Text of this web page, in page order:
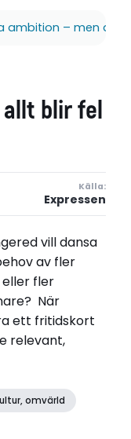
ambition – men allt
allt blir fel
Källa:
Expressen
vill dansa
av fler
eller fler
När
ett fritidskort
relevant,
omvärld